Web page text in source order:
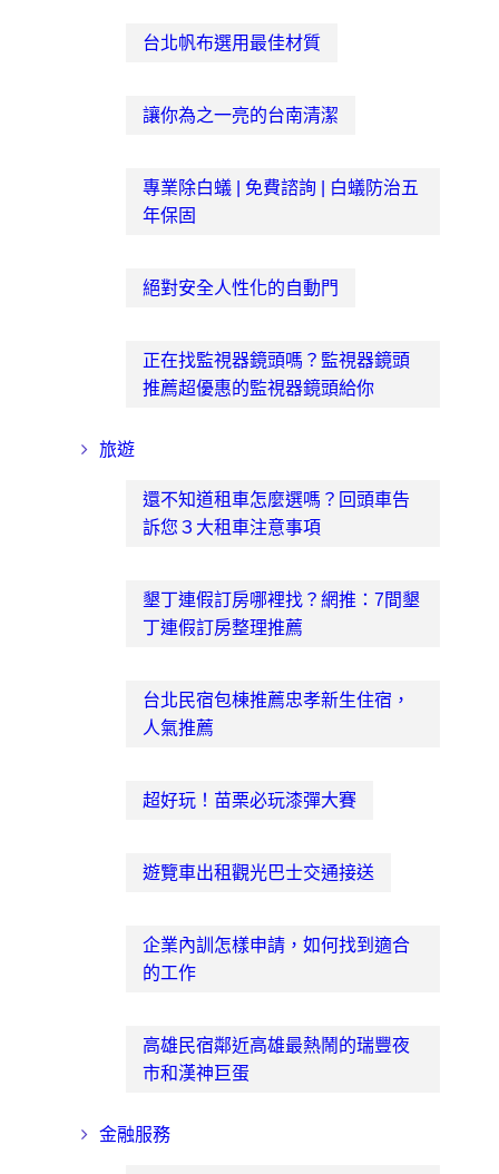
台北帆布選用最佳材質
讓你為之一亮的台南清潔
專業除白蟻 | 免費諮詢 | 白蟻防治五
年保固‎
絕對安全人性化的自動門
正在找監視器鏡頭嗎？監視器鏡頭
推薦超優惠的監視器鏡頭給你
旅遊
還不知道租車怎麼選嗎？回頭車告
訴您３大租車注意事項
墾丁連假訂房哪裡找？網推：7間墾
丁連假訂房整理推薦
台北民宿包棟推薦忠孝新生住宿，
人氣推薦
超好玩！苗栗必玩漆彈大賽
遊覽車出租觀光巴士交通接送
企業內訓怎樣申請，如何找到適合
的工作
高雄民宿鄰近高雄最熱鬧的瑞豐夜
市和漢神巨蛋
金融服務